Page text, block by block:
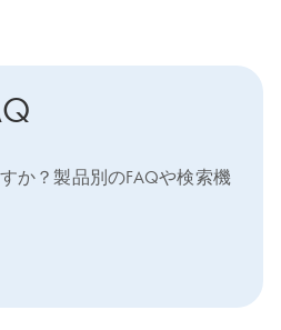
か？製品別のFAQや検索機